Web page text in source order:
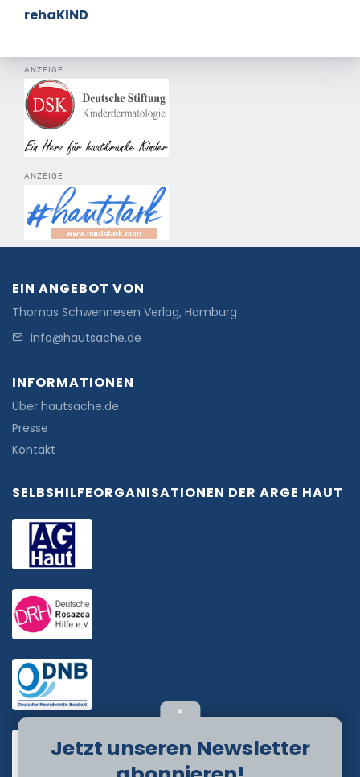
rehaKIND
ANZEIGE
ANZEIGE
EIN ANGEBOT VON
Thomas Schwennesen Verlag, Hamburg
info@hautsache.de
INFORMATIONEN
Über hautsache.de
Presse
Kontakt
SELBSHILFEORGANISATIONEN DER ARGE HAUT
✕
Jetzt unseren Newsletter